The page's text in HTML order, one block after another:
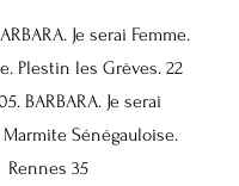
Je serai Femme.
Plestin les Grèves. 22
BARBARA. Je serai
Marmite Sénégauloise.
Rennes 35